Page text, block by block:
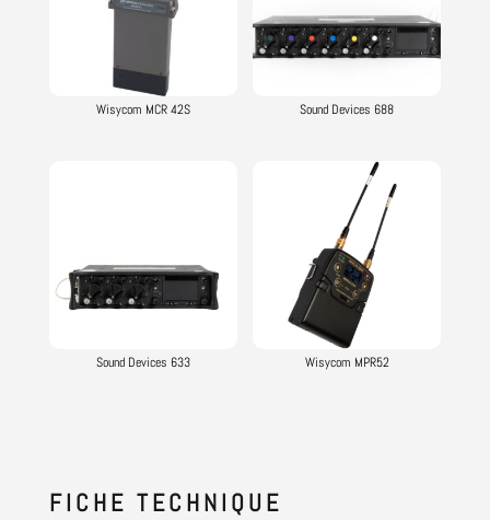
Wisycom MCR 42S Sound Devices 688
Sound Devices 633 Wisycom MPR52
FICHE TECHNIQUE